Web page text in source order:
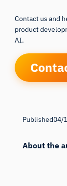
Contact us and
product
AI.
Published04/
About the